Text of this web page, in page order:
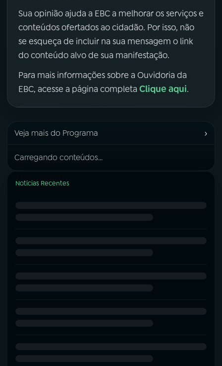
Sua opinião ajuda a EBC a melhorar os serviços e
conteúdos ofertados ao cidadão. Por isso, não
se esqueça de incluir na sua mensagem o link
do conteúdo alvo de sua manifestação.
Para mais informações sobre a Ouvidoria da
EBC, acesse a página completa Clique aqui.
Veja mais do Programa ›
Carregando conteúdos...
Notícias Recentes